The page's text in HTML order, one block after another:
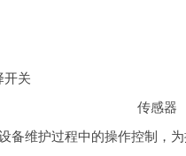
关
维护过程中的操作控制，为